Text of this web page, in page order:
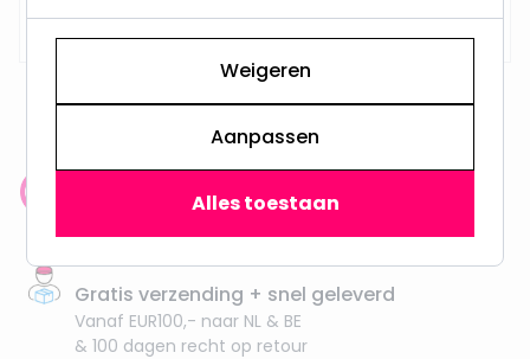
Maandag verzonden
17,45
Klantenbeoordeling: 9.4/10
Gratis verzending + snel geleverd
Vanaf EUR100,- naar NL & BE
& 100 dagen recht op retour
Weigeren
Aanpassen
Alles toestaan